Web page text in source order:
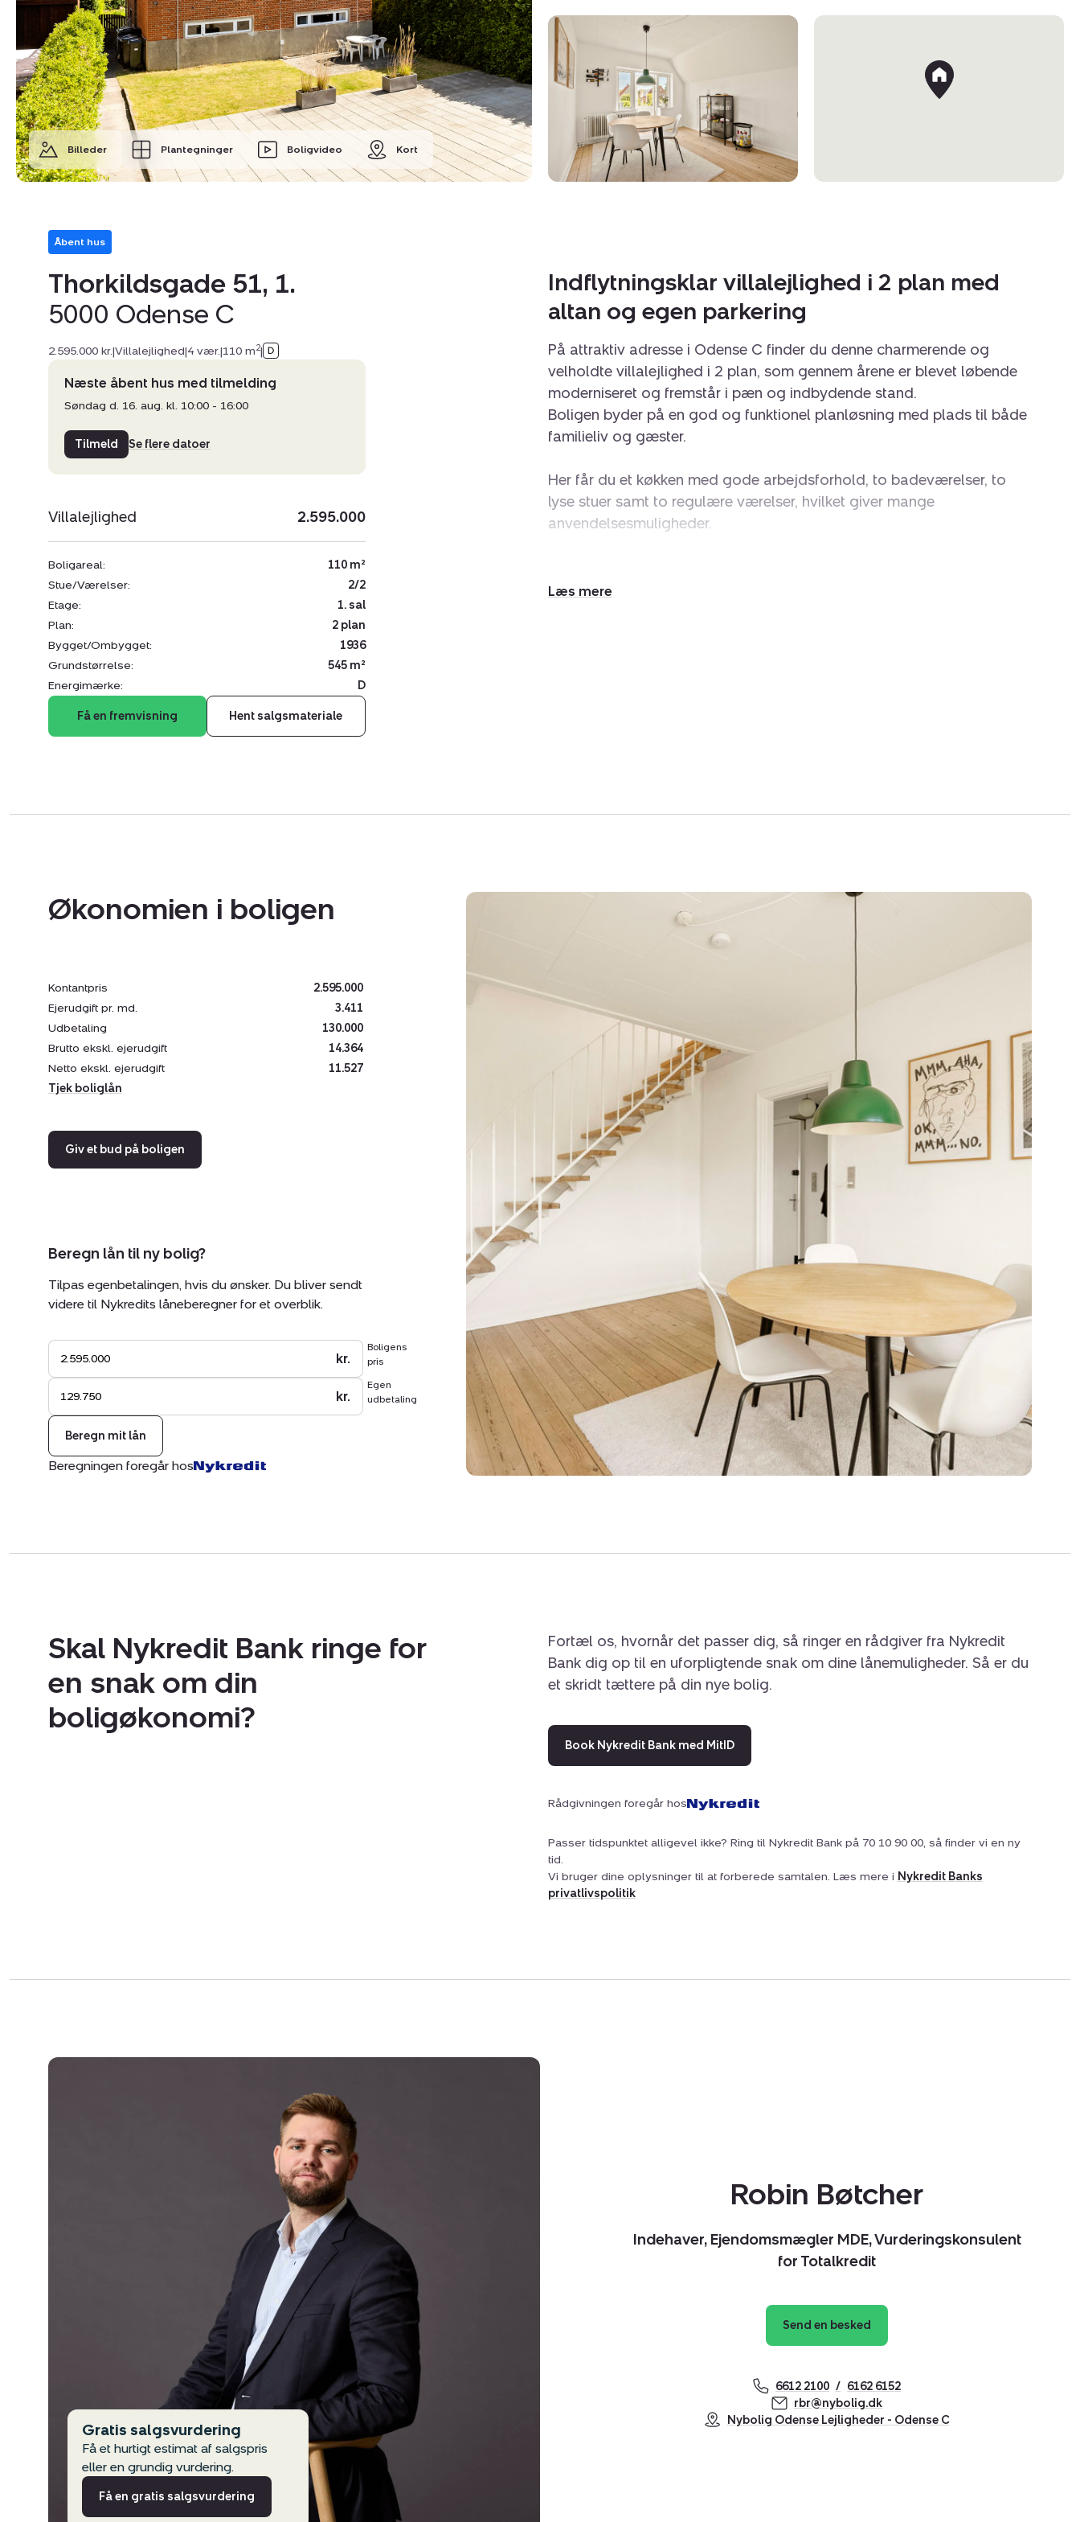
Billeder Plantegninger Boligvideo Kort
Åbent hus
Thorkildsgade 51, 1.
5000 Odense C
2.595.000 kr.|Villalejlighed|4 vær.|110 m2|
Næste åbent hus med tilmelding
Søndag d. 16. aug. kl. 10:00 - 16:00
Tilmeld Se flere datoer
Villalejlighed 2.595.000
Boligareal:
110 m²
Stue/Værelser:
2/2
Etage:
1. sal
Plan:
2 plan
Bygget/Ombygget:
1936
Grundstørrelse:
545 m²
Energimærke:
D
Få en fremvisning Hent salgsmateriale
Indflytningsklar villalejlighed i 2 plan med
altan og egen parkering
På attraktiv adresse i Odense C finder du denne charmerende og
velholdte villalejlighed i 2 plan, som gennem årene er blevet løbende
moderniseret og fremstår i pæn og indbydende stand.
Boligen byder på en god og funktionel planløsning med plads til både
familieliv og gæster.
Her får du et køkken med gode arbejdsforhold, to badeværelser, to
lyse stuer samt to regulære værelser, hvilket giver mange
anvendelsesmuligheder.
nydes i private omgivelser.
Økonomien i boligen
Kontantpris
2.595.000
Ejerudgift pr. md.
3.411
Udbetaling
130.000
Brutto ekskl. ejerudgift
14.364
Netto ekskl. ejerudgift
11.527
Tjek boliglån
Giv et bud på boligen
Beregn lån til ny bolig?
Tilpas egenbetalingen, hvis du ønsker. Du bliver sendt
videre til Nykredits låneberegner for et overblik.
Boligens
pris
kr.
Egen
udbetaling
kr.
Beregn mit lån
Beregningen foregår hos
Skal Nykredit Bank ringe for
en snak om din
boligøkonomi?
Fortæl os, hvornår det passer dig, så ringer en rådgiver fra Nykredit
Bank dig op til en uforpligtende snak om dine lånemuligheder. Så er du
et skridt tættere på din nye bolig.
Book Nykredit Bank med MitID
Rådgivningen foregår hos
Passer tidspunktet alligevel ikke? Ring til Nykredit Bank på 70 10 90 00, så finder vi en ny
tid.
Vi bruger dine oplysninger til at forberede samtalen. Læs mere i Nykredit Banks
privatlivspolitik
Gratis salgsvurdering
Få et hurtigt estimat af salgspris
eller en grundig vurdering.
Få en gratis salgsvurdering
Robin Bøtcher
Indehaver, Ejendomsmægler MDE, Vurderingskonsulent
for Totalkredit
Send en besked
6612 2100
6162 6152
rbr@nybolig.dk
Nybolig Odense Lejligheder - Odense C